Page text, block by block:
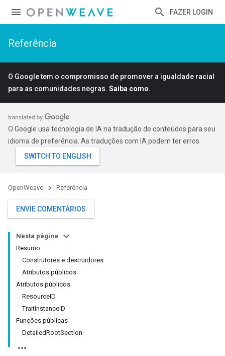
FAZER LOGIN
Referência
O Google tem o compromisso de promover a igualdade racial
para as comunidades negras. Saiba como.
O Google usa tecnologia de IA na tradução de conteúdos para seu
idioma de preferência. As traduções com IA podem ter erros.
OpenWeave Referência
ENVIE COMENTÁRIOS
Nesta página
Resumo
Construtores e destruidores
Atributos públicos
Atributos públicos
ResourceID
TraitInstanceID
Funções públicas
DetailedRootSection